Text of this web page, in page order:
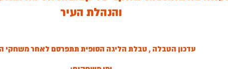
והנהלת העיר
עדכון הטבלה , טבלת הליגה הסופית תתפרסם לאחר משחקי